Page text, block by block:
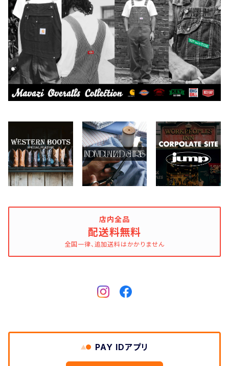
DARN TOUGH VERMONT
Dickies
DULUTH PACK
Easymoc
FERNAND LEATHER
FILSON
店内全品
配送料無料
全国一律、追加送料はかかりません
PAY IDアプリ